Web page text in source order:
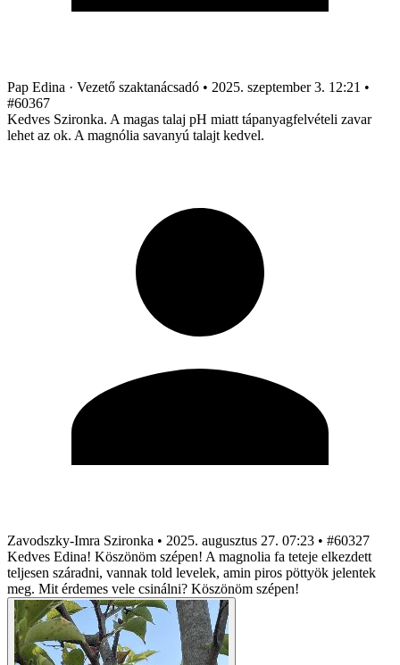
Pap Edina · Vezető szaktanácsadó • 2025. szeptember 3. 12:21 •
#60367
Kedves Szironka. A magas talaj pH miatt tápanyagfelvételi zavar
lehet az ok. A magnólia savanyú talajt kedvel.
Zavodszky-Imra Szironka • 2025. augusztus 27. 07:23 • #60327
Kedves Edina! Köszönöm szépen! A magnolia fa teteje elkezdett
teljesen száradni, vannak told levelek, amin piros pöttyök jelentek
meg. Mit érdemes vele csinálni? Köszönöm szépen!